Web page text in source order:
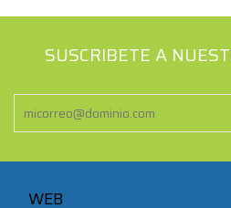
SUSCRIBETE A
WEB